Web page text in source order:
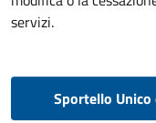
servizi.
Sportello